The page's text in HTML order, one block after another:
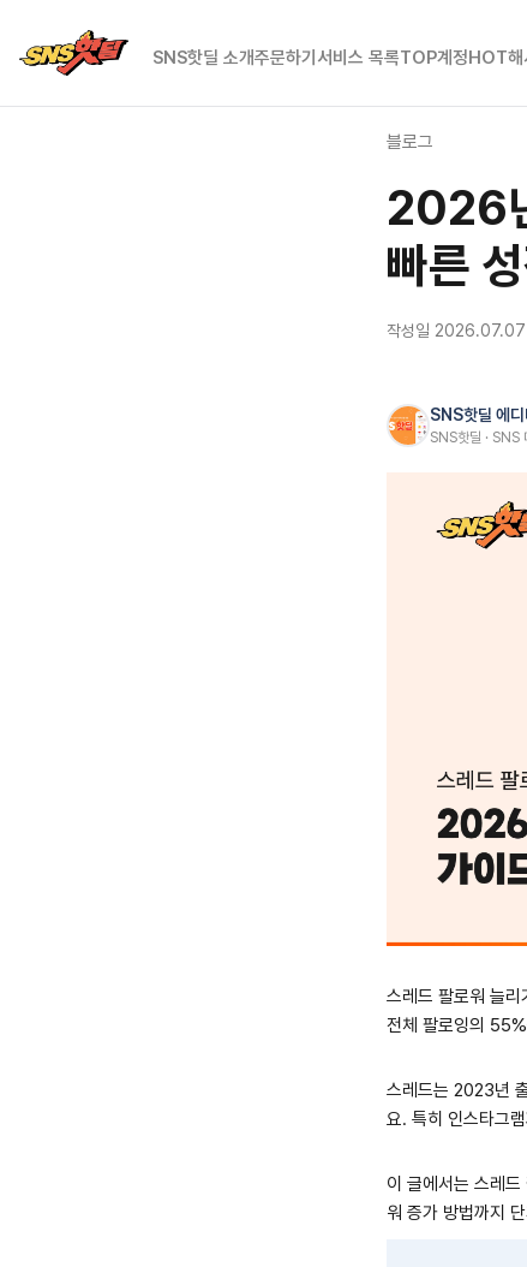
SNS핫딜
SNS핫딜 소개주문하기 서비스 목록TOP계정HOT해
블로그
2026
빠른
작성일 2026.07.07
SNS핫딜 에디
SNS핫딜 · SNS
스레드 팔로워 늘
전체 팔로잉의
스레드는 2023년
요. 특히 인스타그
이 글에서는 스레
워 증가 방법까지